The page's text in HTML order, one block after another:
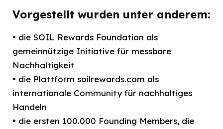
Vorgestellt wurden unter anderem:
• die SOIL Rewards Foundation als
gemeinnützige Initiative für messbare
Nachhaltigkeit
• die Plattform soilrewards.com als
internationale Community für nachhaltiges
Handeln
• die ersten 100.000 Founding Members, die